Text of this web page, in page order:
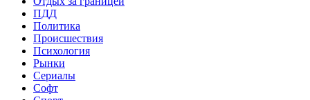
ПДД
Политика
Происшествия
Психология
Рынки
Сериалы
Софт